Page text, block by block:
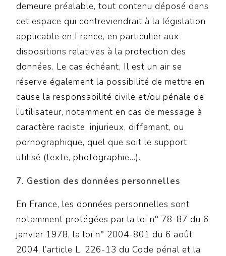
demeure préalable, tout contenu déposé dans
cet espace qui contreviendrait à la législation
applicable en France, en particulier aux
dispositions relatives à la protection des
données. Le cas échéant, Il est un air se
réserve également la possibilité de mettre en
cause la responsabilité civile et/ou pénale de
l’utilisateur, notamment en cas de message à
caractère raciste, injurieux, diffamant, ou
pornographique, quel que soit le support
utilisé (texte, photographie…).
7. Gestion des données personnelles
En France, les données personnelles sont
notamment protégées par la loi n° 78-87 du 6
janvier 1978, la loi n° 2004-801 du 6 août
2004, l’article L. 226-13 du Code pénal et la